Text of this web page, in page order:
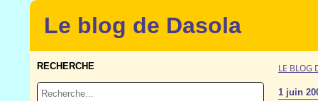
Le blog de Dasola
RECHERCHE LE BLOG
1 juin